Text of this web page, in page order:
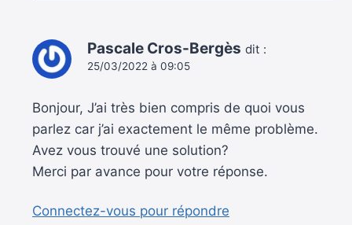
Pascale Cros-Bergès dit :
25/03/2022 à 09:05
Bonjour, J’ai très bien compris de quoi vous
parlez car j’ai exactement le même problème.
Avez vous trouvé une solution?
Merci par avance pour votre réponse.
Connectez-vous pour répondre